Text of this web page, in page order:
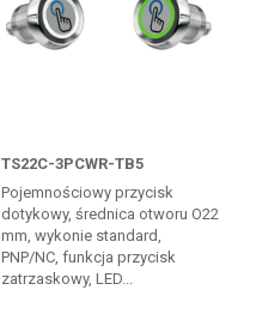
TS22C-3PCWR-TB5
Pojemnościowy przycisk
dotykowy, średnica otworu O22
mm, wykonie standard,
PNP/NC, funkcja przycisk
zatrzaskowy, LED...